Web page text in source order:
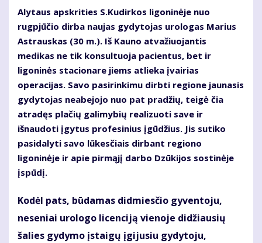
Alytaus apskrities S.Kudirkos ligoninėje nuo
rugpjūčio dirba naujas gydytojas urologas Marius
Astrauskas (30 m.). Iš Kauno atvažiuojantis
medikas ne tik konsultuoja pacientus, bet ir
ligoninės stacionare jiems atlieka įvairias
operacijas. Savo pasirinkimu dirbti regione jaunasis
gydytojas neabejojo nuo pat pradžių, teigė čia
atradęs plačių galimybių realizuoti save ir
išnaudoti įgytus profesinius įgūdžius. Jis sutiko
pasidalyti savo lūkesčiais dirbant regiono
ligoninėje ir apie pirmąjį darbo Dzūkijos sostinėje
įspūdį.
Kodėl pats, būdamas didmiesčio gyventoju,
neseniai urologo licenciją vienoje didžiausių
šalies gydymo įstaigų įgijusiu gydytoju,